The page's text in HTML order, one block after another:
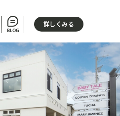
BLOG
詳しくみる